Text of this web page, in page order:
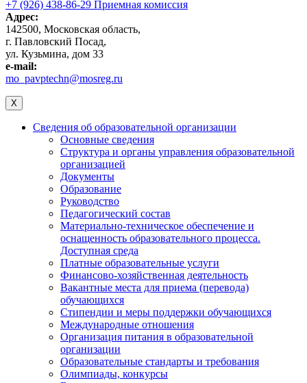
+7 (926) 438-86-29 Приемная комиссия
Адрес:
142500, Московская область,
г. Павловский Посад,
ул. Кузьмина, дом 33
e-mail:
mo_pavptechn@mosreg.ru
X
Сведения об образовательной организации
Основные сведения
Структура и органы управления образовательной
организацией
Документы
Образование
Руководство
Педагогический состав
Материально-техническое обеспечение и
оснащенность образовательного процесса.
Доступная среда
Платные образовательные услуги
Финансово-хозяйственная деятельность
Вакантные места для приема (перевода)
обучающихся
Стипендии и меры поддержки обучающихся
Международные отношения
Организация питания в образовательной
организации
Образовательные стандарты и требования
Олимпиады, конкурсы